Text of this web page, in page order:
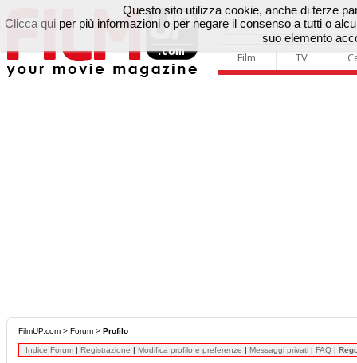
Film TV
FilmUP.com > Forum > Profilo
Indice Forum | Registrazione | Modifica profilo e preferenze | Messaggi privati | FAQ |
Questo sito utilizza cookie, anche di terze
Clicca qui per più informazioni o per negare il consenso a tutti o
suo elemento